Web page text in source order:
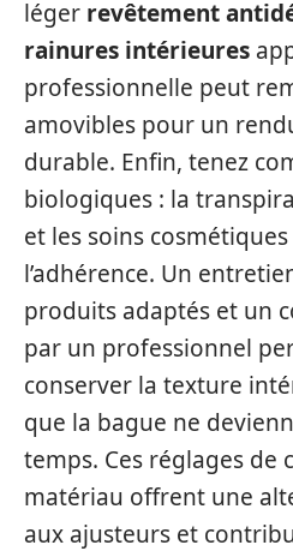
léger revêtement
rainures intérieures
professionnelle peut
amovibles pour un
durable. Enfin, tenez
biologiques : la
et les soins
l’adhérence. Un
produits adaptés et un
par un professionnel
conserver la texture
que la bague ne
temps. Ces réglages de
matériau offrent une
aux ajusteurs et